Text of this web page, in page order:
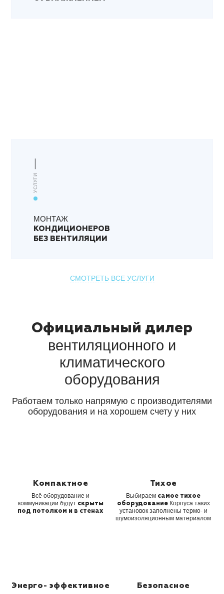
УСЛУГИ
МОНТАЖ
КОНДИЦИОНЕРОВ
БЕЗ ВЕНТИЛЯЦИИ
СМОТРЕТЬ ВСЕ УСЛУГИ
Официальный дилер
вентиляционного и
климатического
оборудования
Работаем только напрямую с производителями
оборудования и на хорошем счету у них
Компактное
Всё оборудованиеи
коммуникации будут скрыты
под потолком и в стенах
Тихое
Выбираем самое тихое
оборудование Корпуса таких
установок заполнены термо- и
шумоизоляционным материалом
Энерго- эффективное Безопасное